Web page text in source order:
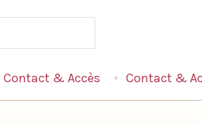
Contact & Accès Contact &